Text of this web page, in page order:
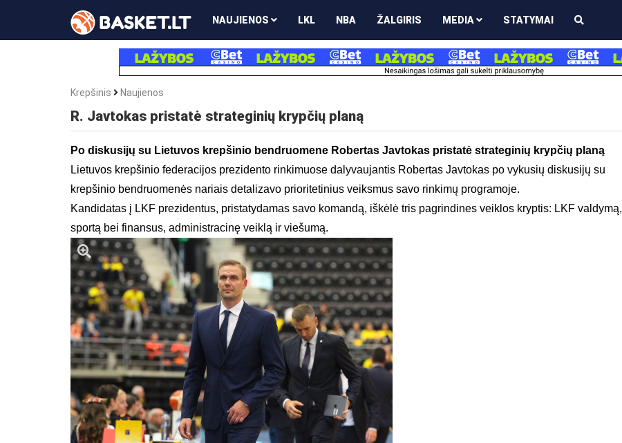
NAUJIENOS LKL NBA ŽALGIRIS MEDIA STATYMAI
Krepšinis Naujienos
R. Javtokas pristatė strateginių krypčių planą
Po diskusijų su Lietuvos krepšinio bendruomene Robertas Javtokas pristatė strateginių krypčių planą
Lietuvos krepšinio federacijos prezidento rinkimuose dalyvaujantis Robertas Javtokas po vykusių diskusijų su
krepšinio bendruomenės nariais detalizavo prioritetinius veiksmus savo rinkimų programoje.
Kandidatas į LKF prezidentus, pristatydamas savo komandą, iškėlė tris pagrindines veiklos kryptis: LKF valdymą,
sportą bei finansus, administracinę veiklą ir viešumą.